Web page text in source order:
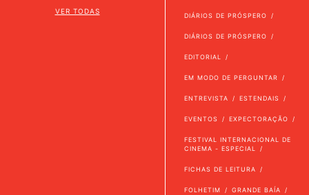
VER TODAS
DIÁRIOS DE PRÓSPERO
DIÁRIOS DE PRÓSPERO
EDITORIAL
EM MODO DE PERGUNTAR
ENTREVISTA ESTENDAIS
EVENTOS EXPECTORAÇÃO
FESTIVAL INTERNACIONAL DE
CINEMA - ESPECIAL
FICHAS DE LEITURA
FOLHETIM GRANDE BAÍA